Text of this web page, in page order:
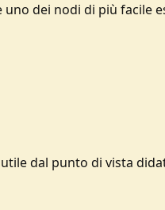
dei nodi di più facile
dal punto di vista